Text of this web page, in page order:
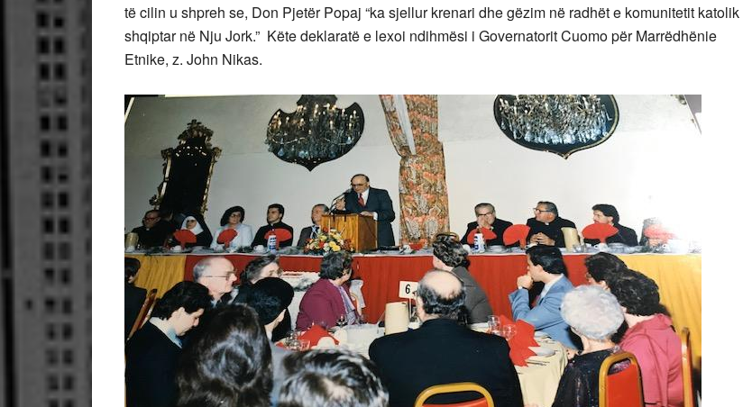
të cilin u shpreh se, Don Pjetër Popaj “ka sjellur krenari dhe gëzim në radhët e komunitetit katolik
shqiptar në Nju Jork.” Këte deklaratë e lexoi ndihmësi i Governatorit Cuomo për Marrëdhënie
Etnike, z. John Nikas.